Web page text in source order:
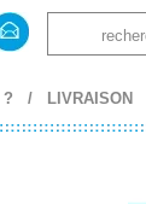
? / LIVRAISON